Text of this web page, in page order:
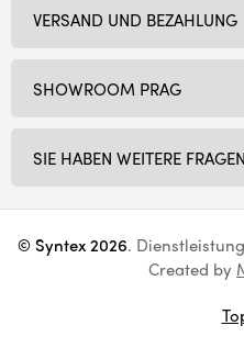
SHOWROOM PRAG
SIE HABEN WEITERE
VERSAND UND BEZAHLUNG
© Syntex 2026.
Created by